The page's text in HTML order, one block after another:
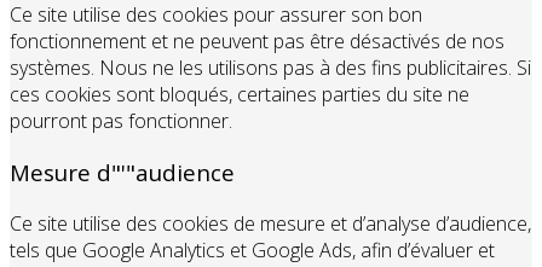
Ce site utilise des cookies pour assurer son bon
fonctionnement et ne peuvent pas être désactivés de nos
systèmes. Nous ne les utilisons pas à des fins publicitaires. Si
ces cookies sont bloqués, certaines parties du site ne
pourront pas fonctionner.
Mesure d"'"audience
Ce site utilise des cookies de mesure et d’analyse d’audience,
tels que Google Analytics et Google Ads, afin d’évaluer et